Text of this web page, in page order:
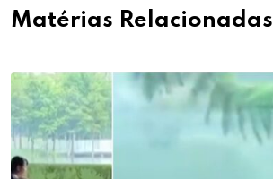
Matérias Relacionadas